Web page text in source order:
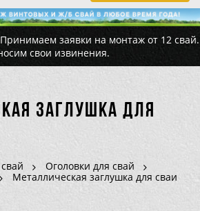
заявки на монтаж от 12 свай.
свои извинения.
заглушка для
Оголовки для свай
Металлическая заглушка для сваи